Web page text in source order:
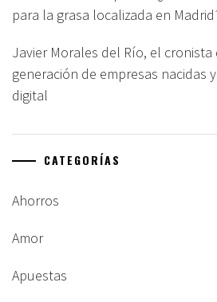
para la grasa localizada en
Javier Morales del Río, el cronista
generación de empresas nacidas
digital
CATEGORÍAS
Ahorros
Amor
Apuestas